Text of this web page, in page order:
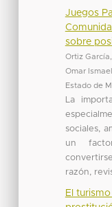
Juegos
sobre
Ortiz
Omar Ismael
Estado de
La
sociales,
un
razón,
El